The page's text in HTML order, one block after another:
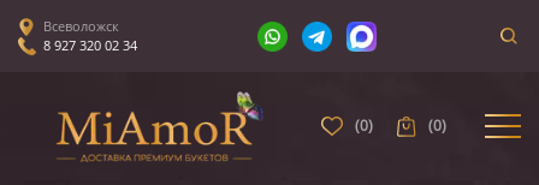
Всеволожск
8 927 320 02 34
(0) (0)